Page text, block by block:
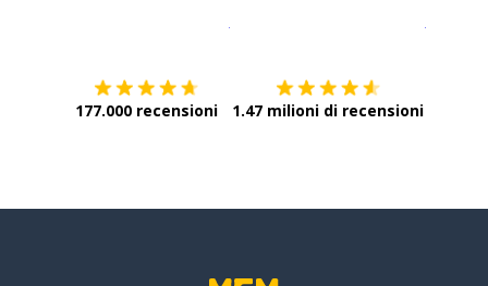
177.000 recensioni 1.47 milioni di recensioni